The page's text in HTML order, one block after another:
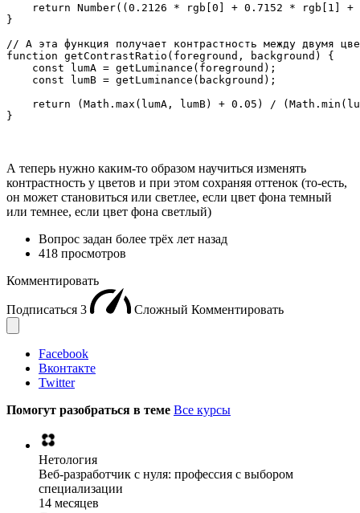
return Number((0.2126 * rgb[0] + 0.7152 * rgb[1] +
}
// А эта функция получает контрастность между двумя
function getContrastRatio(foreground, background) {
    const lumA = getLuminance(foreground);
    const lumB = getLuminance(background);
return (Math.max(lumA, lumB) + 0.05) /
}
А теперь нужно каким-то образом научиться изменять
контрастность у цветов и при этом сохраняя оттенок (то-есть,
он может становиться или светлее, если цвет фона темный
или темнее, если цвет фона светлый)
Вопрос задан более трёх лет назад
418 просмотров
Комментировать
Подписаться 3 Сложный Комментировать
Facebook
Вконтакте
Twitter
Помогут разобраться в теме Все курсы
Нетология
Веб-разработчик с нуля: профессия с выбором
специализации
14 месяцев